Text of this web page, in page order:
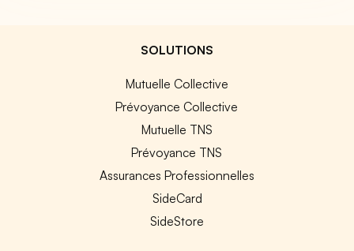
SOLUTIONS
Mutuelle Collective
Prévoyance Collective
Mutuelle TNS
Prévoyance TNS
Assurances Professionnelles
SideCard
SideStore